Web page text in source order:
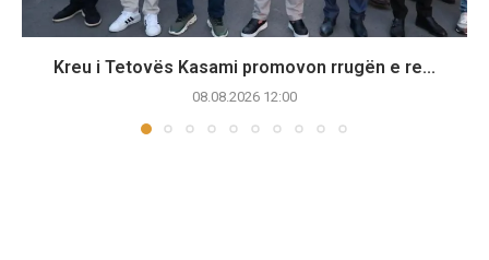
Kreu i Tetovës Kasami promovon rrugën e re...
08.08.2026 12:00